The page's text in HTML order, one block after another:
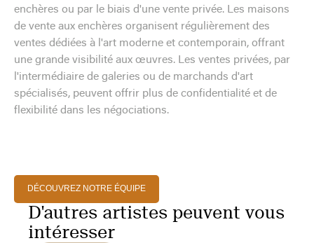
enchères ou par le biais d'une vente privée. Les maisons
de vente aux enchères organisent régulièrement des
ventes dédiées à l'art moderne et contemporain, offrant
une grande visibilité aux œuvres. Les ventes privées, par
l'intermédiaire de galeries ou de marchands d'art
spécialisés, peuvent offrir plus de confidentialité et de
flexibilité dans les négociations.
DÉCOUVREZ NOTRE ÉQUIPE
D'autres artistes peuvent vous
intéresser